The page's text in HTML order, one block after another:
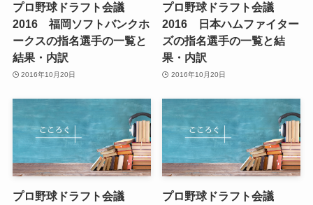
プロ野球ドラフト会議
2016 福岡ソフトバンクホ
ークスの指名選手の一覧と
結果・内訳
2016年10月20日
プロ野球ドラフト会議
2016 日本ハムファイター
ズの指名選手の一覧と結
果・内訳
2016年10月20日
プロ野球ドラフト会議
プロ野球ドラフト会議